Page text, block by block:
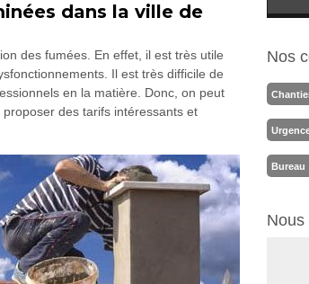
dans la ville de
des fumées. En effet, il est très utile
Il est très difficile de
en la matière. Donc, on peut
des tarifs intéressants et
Nos
Bureau
Nous